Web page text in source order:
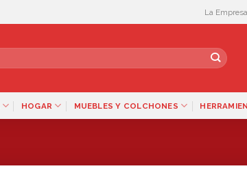
La Empresa
HOGAR MUEBLES Y COLCHONES